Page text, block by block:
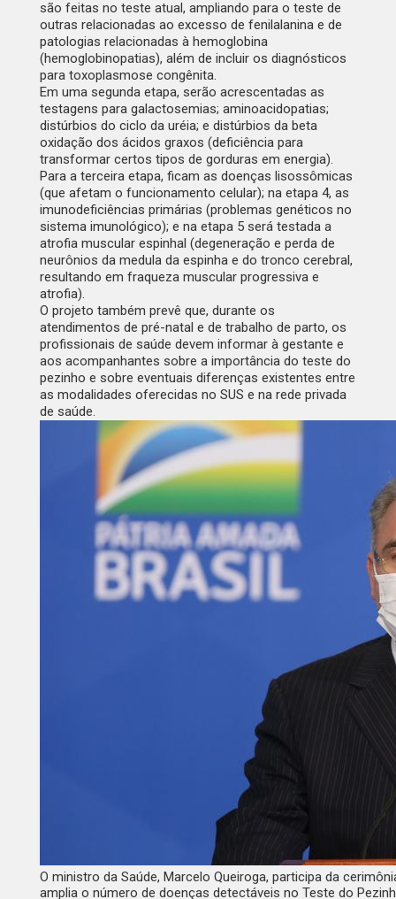
são feitas no teste atual, ampliando para o teste de
outras relacionadas ao excesso de fenilalanina e de
patologias relacionadas à hemoglobina
(hemoglobinopatias), além de incluir os diagnósticos
para toxoplasmose congênita.
Em uma segunda etapa, serão acrescentadas as
testagens para galactosemias; aminoacidopatias;
distúrbios do ciclo da uréia; e distúrbios da beta
oxidação dos ácidos graxos (deficiência para
transformar certos tipos de gorduras em energia).
Para a terceira etapa, ficam as doenças lisossômicas
(que afetam o funcionamento celular); na etapa 4, as
imunodeficiências primárias (problemas genéticos no
sistema imunológico); e na etapa 5 será testada a
atrofia muscular espinhal (degeneração e perda de
neurônios da medula da espinha e do tronco cerebral,
resultando em fraqueza muscular progressiva e
atrofia).
O projeto também prevê que, durante os
atendimentos de pré-natal e de trabalho de parto, os
profissionais de saúde devem informar à gestante e
aos acompanhantes sobre a importância do teste do
pezinho e sobre eventuais diferenças existentes entre
as modalidades oferecidas no SUS e na rede privada
de saúde.
O ministro da Saúde, Marcelo Queiroga, participa da
amplia o número de doenças detectáveis no Teste do